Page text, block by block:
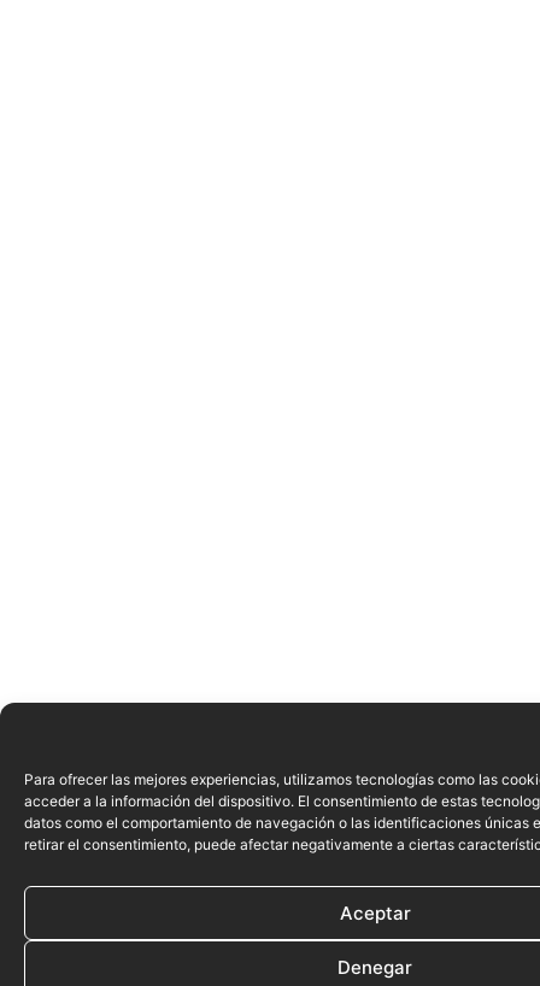
Para ofrecer las mejores experiencias, utilizamos tecnologías como las
acceder a la información del dispositivo. El consentimiento de estas
datos como el comportamiento de navegación o las identificaciones únicas
retirar el consentimiento, puede afectar negativamente a ciertas
Aceptar
Denegar